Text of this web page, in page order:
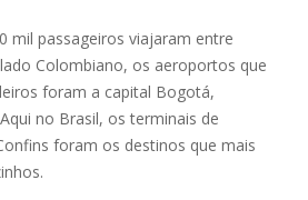
mil passageiros viajaram entre
Colombiano, os aeroportos que
foram a capital Bogotá,
no Brasil, os terminais de
foram os destinos que mais